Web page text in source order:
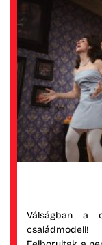
Válságban a
családmodell!